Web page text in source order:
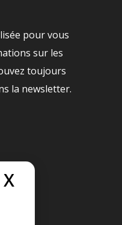
X
pour vous
sur les
toujours
la newsletter.